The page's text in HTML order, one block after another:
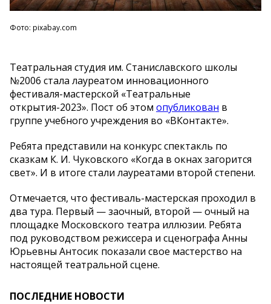
Фото: pixabay.com
Театральная студия им. Станиславского школы
№2006 стала лауреатом инновационного
фестиваля-мастерской «Театральные
открытия-2023». Пост об этом опубликован в
группе учебного учреждения во «ВКонтакте».
Ребята представили на конкурс спектакль по
сказкам К. И. Чуковского «Когда в окнах загорится
свет». И в итоге стали лауреатами второй степени.
Отмечается, что фестиваль-мастерская проходил в
два тура. Первый — заочный, второй — очный на
площадке Московского театра иллюзии. Ребята
под руководством режиссера и сценографа Анны
Юрьевны Антосик показали свое мастерство на
настоящей театральной сцене.
ПОСЛЕДНИЕ НОВОСТИ